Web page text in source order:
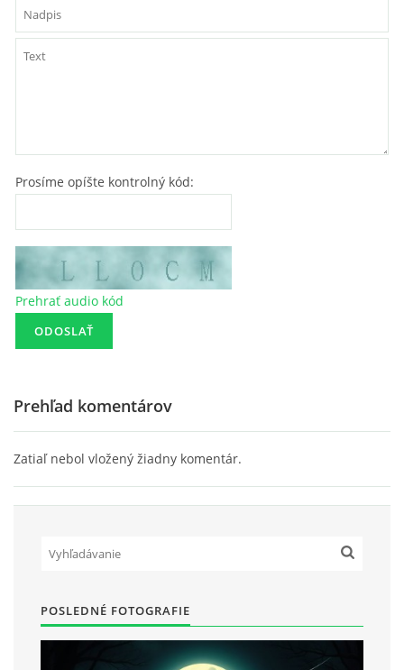
Prosíme opíšte kontrolný kód:
Prehrať audio kód
Prehľad komentárov
Zatiaľ nebol vložený žiadny komentár.
POSLEDNÉ FOTOGRAFIE